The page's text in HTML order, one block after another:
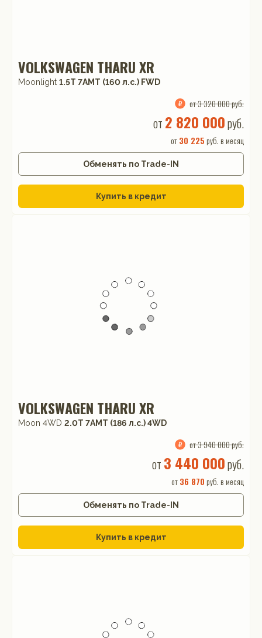
VOLKSWAGEN THARU XR
Moonlight 1.5T 7AMT (160 л.с.) FWD
от 3 320 000 руб.
от 2 820 000руб.
от30 225 руб. в месяц
Обменять по Trade-IN
Купить в кредит
VOLKSWAGEN THARU XR
Moon 4WD 2.0T 7AMT (186 л.с.) 4WD
от 3 940 000 руб.
от 3 440 000руб.
от36 870 руб. в месяц
Обменять по Trade-IN
Купить в кредит